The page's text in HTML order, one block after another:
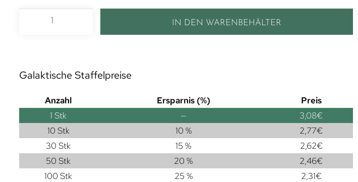
IN DEN WARENBEHÄLTER
Galaktische Staffelpreise
Anzahl Ersparnis (%)
Preis
1 Stk — 3,08€
10 Stk
10 % 2,77€
30 Stk
15 % 2,62€
50 Stk
20 % 2,46€
100 Stk
25 % 2,31€